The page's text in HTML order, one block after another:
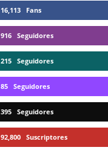
16,113 Fans
916 Seguidores
215 Seguidores
85 Seguidores
395 Seguidores
92,800 Suscriptores